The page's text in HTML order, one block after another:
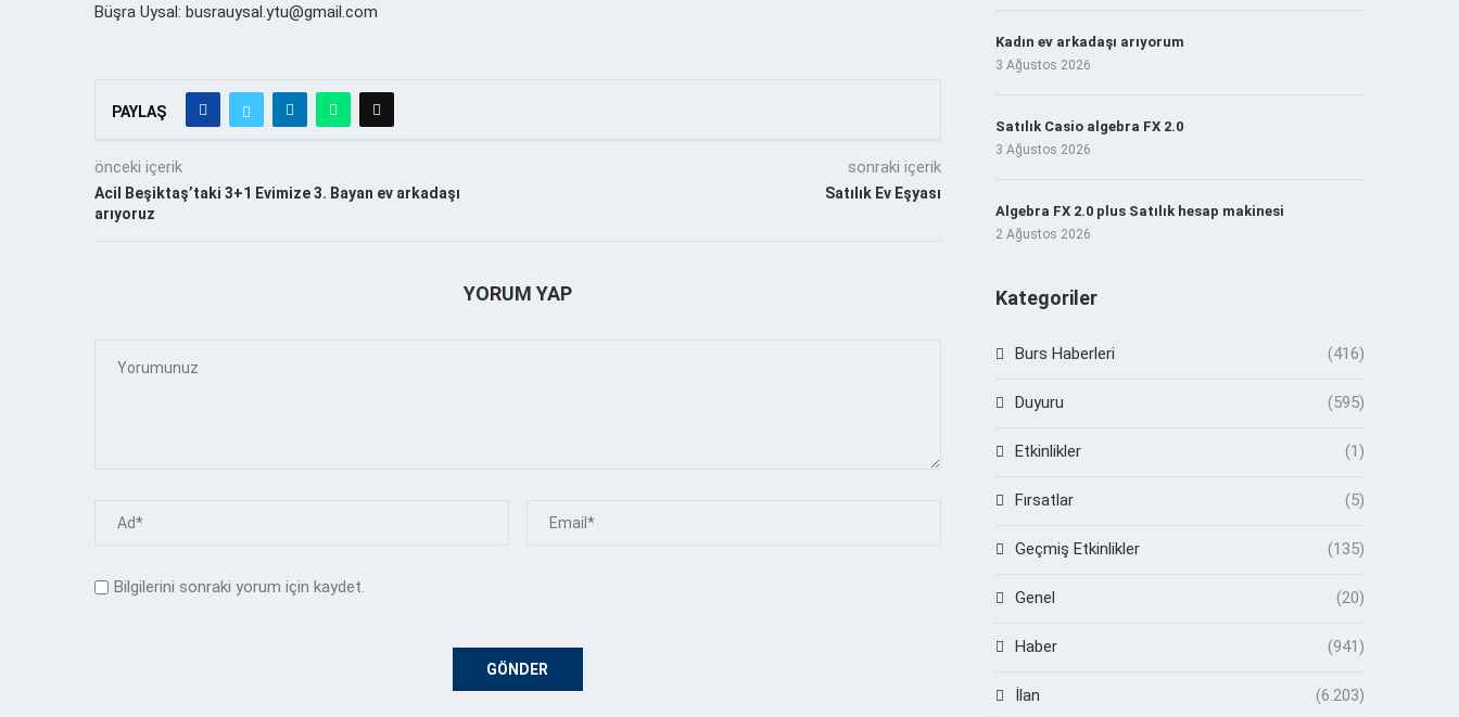
Büşra Uysal: busrauysal.ytu@gmail.com
PAYLAŞ
önceki içerik
Acil Beşiktaş’taki 3+1 Evimize 3. Bayan ev arkadaşı
arıyoruz
sonraki içerik
Satılık Ev Eşyası
YORUM YAP
Bilgilerini sonraki yorum için kaydet.
Kadın ev arkadaşı arıyorum
3 Ağustos 2026
Satılık Casio algebra FX 2.0
3 Ağustos 2026
Algebra FX 2.0 plus Satılık hesap makinesi
2 Ağustos 2026
Kategoriler
Burs Haberleri (416)
Duyuru (595)
Etkinlikler (1)
Fırsatlar (5)
Geçmiş Etkinlikler (135)
Genel (20)
Haber (941)
İlan (6.203)